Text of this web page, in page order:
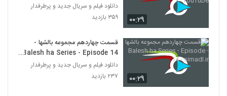
۰۰:۲۹
دانلود فیلم و سریال جدید و پرطرفدار
۳۵۹ بازدید
۰۰:۲۹
قسمت چهاردهم مجموعه بالشها -
Balesh ha Series - Episode 14
- simadl.ir
دانلود فیلم و سریال جدید و پرطرفدار
۲۳۷ بازدید